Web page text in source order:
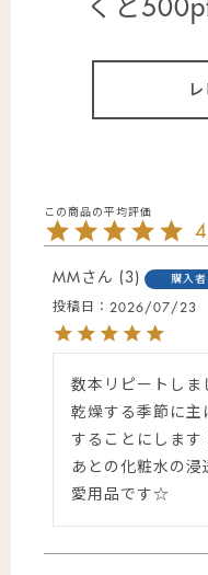
くと
MM 3 購入者
投稿日 2026/07/23
数本リピートしま
乾燥する季節に主
することにします
あとの化粧水の浸
愛用品です☆